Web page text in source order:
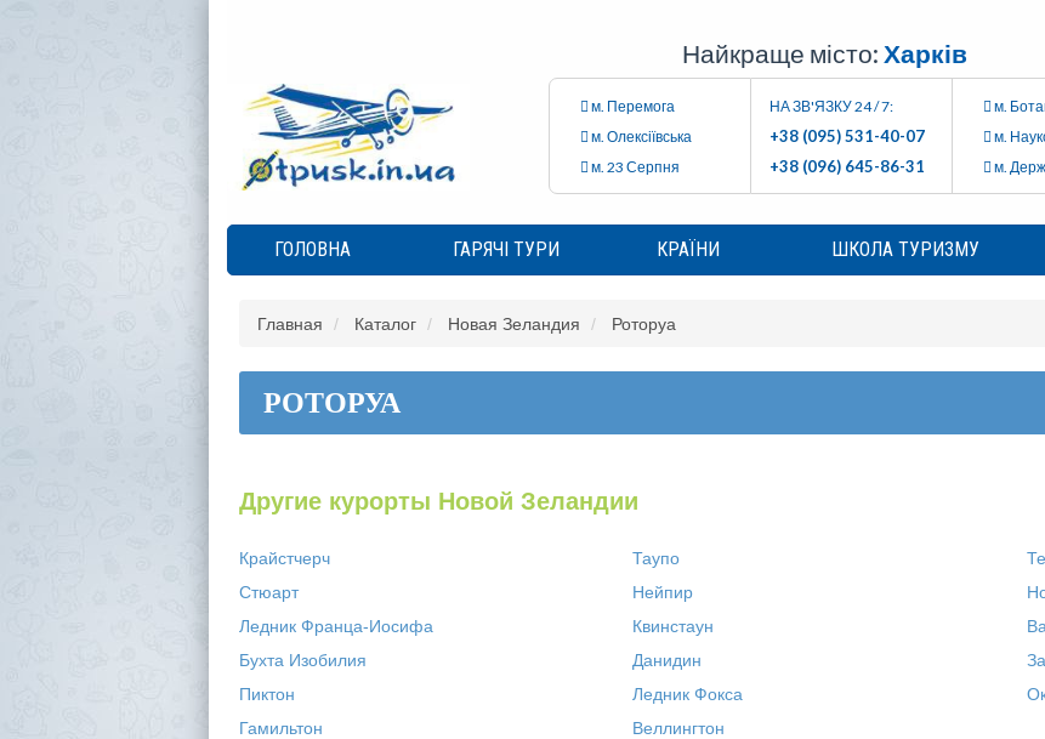
Найкраще місто: Харків
м. Перемога
м. Олексіївська
м. 23 Серпня
НА ЗВ'ЯЗКУ 24 / 7:
+38 (095) 531-40-07
+38 (096) 645-86-31
м.
м.
м.
ГОЛОВНА ГАРЯЧІ ТУРИ КРАЇНИ ШКОЛА ТУРИЗМУ
Главная Каталог Новая Зеландия Роторуа
РОТОРУА
Другие курорты Новой Зеландии
Крайстчерч Таупо
Стюарт
Нейпир
Ледник Франца-Иосифа
Квинстаун
Бухта Изобилия
Данидин
Пиктон
Ледник Фокса
Гамильтон
Веллингтон